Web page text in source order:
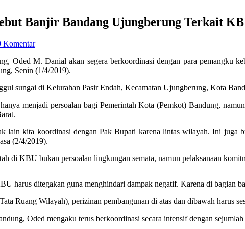
Banjir Bandang Ujungberung Terkait
Komentar
Oded M. Danial akan segera berkoordinasi dengan para pemangku
Senin (1/4/2019).
sungai di Kelurahan Pasir Endah, Kecamatan Ujungberung, Kota
menjadi persoalan bagi Pemerintah Kota (Pemkot) Bandung,
lain kita koordinasi dengan Pak Bupati karena lintas wilayah. Ini juga
(2/4/2019).
di KBU bukan persoalan lingkungan semata, namun pelaksanaan
harus ditegakan guna menghindari dampak negatif. Karena di bagian
Ruang Wilayah), perizinan pembangunan di atas dan dibawah harus
Oded mengaku terus berkoordinasi secara intensif dengan